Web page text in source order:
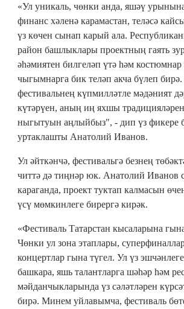
«Ул уникаль, чөнки анда, яшәү
финанс хәленә карамастан, теләсә
үз көчен сынап карый ала.
район башлыклары проектның гаять
әһәмиятен билгеләп үтә һәм костюмнар
чыгымнарга бик теләп акча бүлеп
фестивальнең күпмилләтле мәдәният
күтәрүен, аның иң яхшы
ныгытуын аңлыйбыз", - дип үз фикере
уртаклашты Анатолий Иванов.
Ул әйткәнчә, фестивальгә безнең
читтә дә тиңнәр юк. Анатолий Иванов
караганда, проект туктап калмасын
үсү мөмкинлеге бирергә кирәк.
«Фестиваль Татарстан кысаларына
Чөнки ул зона этаплары,
концертлар гына түгел. Ул үз
башкара, яшь талантларга шәһәр һәм
мәйданчыкларында үз сәләтләрен
бирә. Минем уйлавымча, фестиваль